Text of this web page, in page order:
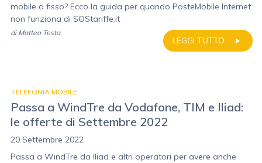
mobile o fisso? Ecco la guida per quando PosteMobile Internet
non funziona di SOStariffe.it
LEGGI TUTTO
di Matteo Testa
TELEFONIA MOBILE
Passa a WindTre da Vodafone, TIM e Iliad:
le offerte di Settembre 2022
20 Settembre 2022
Passa a WindTre da Iliad e altri operatori per avere anche